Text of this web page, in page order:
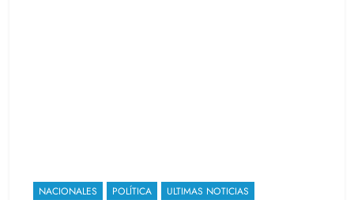
NACIONALES POLÍTICA ULTIMAS NOTICIAS